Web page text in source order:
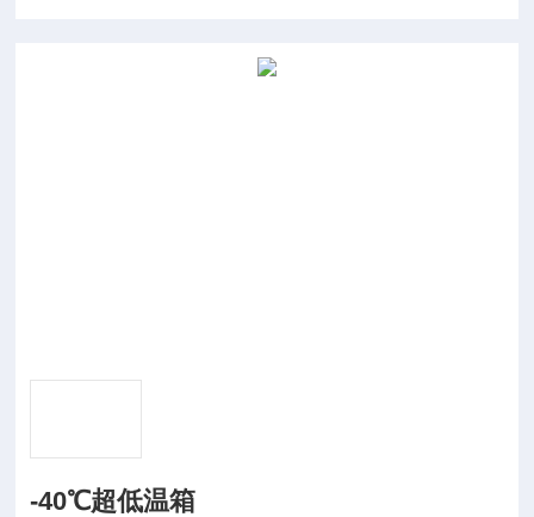
-40℃超低温箱